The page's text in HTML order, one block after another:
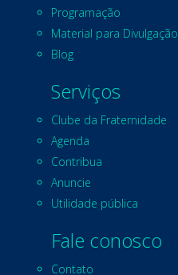
Programação
Material para Divulgação
Blog
Serviços
Clube da Fraternidade
Agenda
Contribua
Anuncie
Utilidade pública
Fale conosco
Contato